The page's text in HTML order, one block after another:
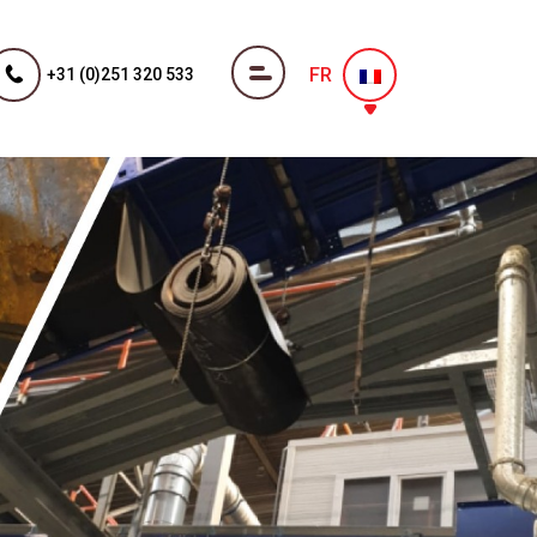
+31 (0)251 320 533 FR